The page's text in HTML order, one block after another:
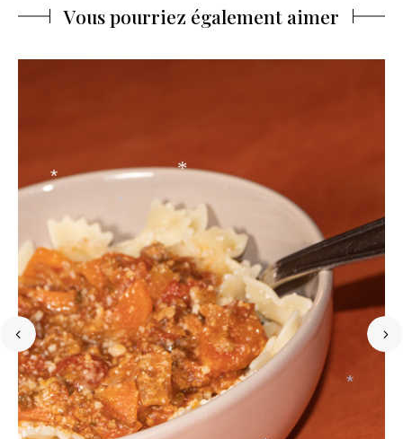
Vous pourriez également aimer
*
*
*